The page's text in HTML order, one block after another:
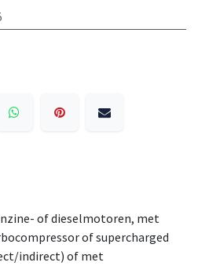
of dieselmotoren, met
of supercharged
indirect) of met